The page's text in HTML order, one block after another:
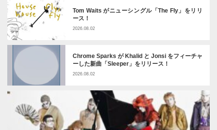
Tom Waits がニューシングル「The Fly」をリリ
ース！
2026.08.02
Chrome Sparks が Khalid と Jonsi をフィーチャ
ーした新曲「Sleeper」をリリース！
2026.08.02